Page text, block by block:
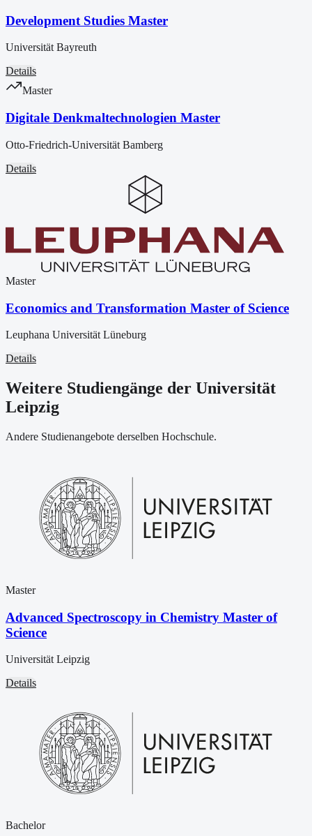
Development Studies Master
Universität Bayreuth
Details
Master
Digitale Denkmaltechnologien Master
Otto-Friedrich-Universität Bamberg
Details
Master
Economics and Transformation Master of Science
Leuphana Universität Lüneburg
Details
Weitere Studiengänge der Universität
Leipzig
Andere Studienangebote derselben Hochschule.
Master
Advanced Spectroscopy in Chemistry Master of
Science
Universität Leipzig
Details
Bachelor